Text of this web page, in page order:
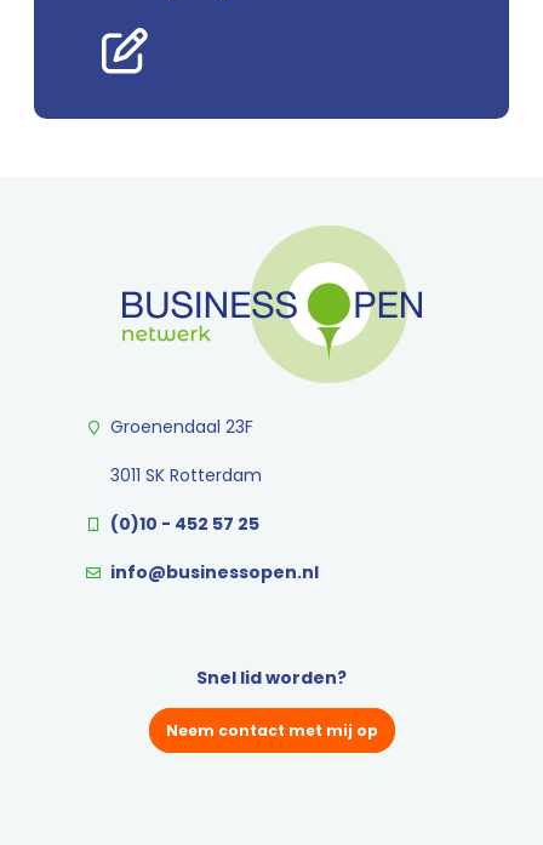
Groenendaal 23F
3011 SK Rotterdam
(0)10 - 452 57 25
info@businessopen.nl
Snel lid worden?
Neem contact met mij op